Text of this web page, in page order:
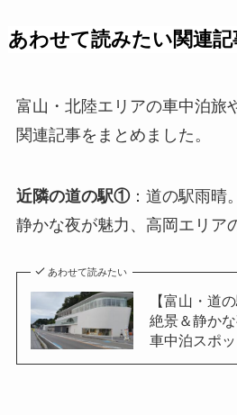
あわせて読みたい関連記
富山・北陸エリアの車中泊旅
関連記事をまとめました。
近隣の道の駅①：道の駅雨晴
静かな夜が魅力、高岡エリア
あわせて読みたい
【富山・道
絶景＆静か
車中泊スポッ